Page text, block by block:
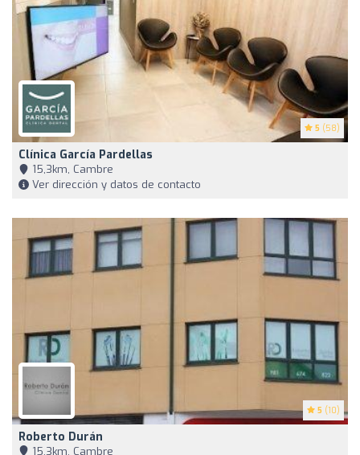
5 (58)
Clínica García Pardellas
15,3km, Cambre
Ver dirección y datos de contacto
5 (10)
Roberto Durán
15,3km, Cambre